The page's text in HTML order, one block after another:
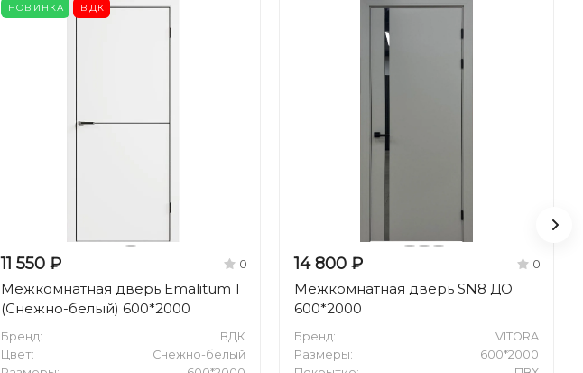
НОВИНКА ВДК
11 550 ₽ 0
Межкомнатная дверь Emalitum 1
(Снежно-белый) 600*2000
Бренд:
ВДК
Цвет:
Снежно-белый
14 800 ₽ 0
Межкомнатная дверь SN8 ДО
600*2000
Бренд:
VITORA
Размеры:
600*2000